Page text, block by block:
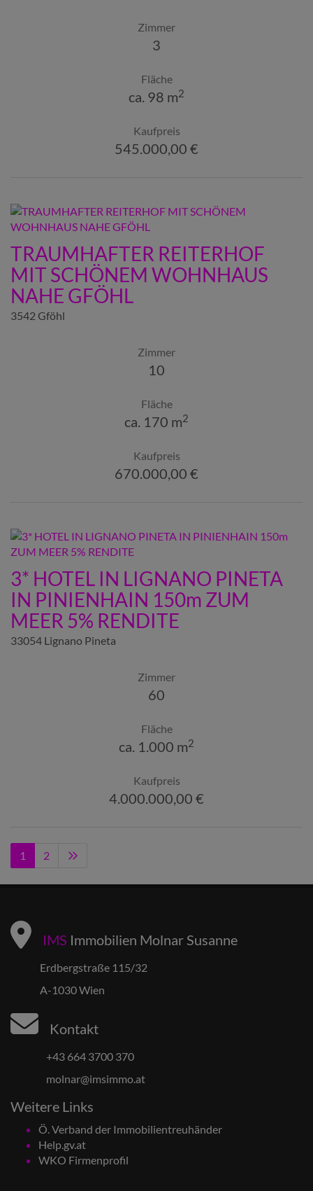
Zimmer
3
Fläche
ca. 98 m2
Kaufpreis
545.000,00 €
TRAUMHAFTER REITERHOF
MIT SCHÖNEM WOHNHAUS
NAHE GFÖHL
3542 Gföhl
Zimmer
10
Fläche
ca. 170 m2
Kaufpreis
670.000,00 €
3* HOTEL IN LIGNANO PINETA
IN PINIENHAIN 150m ZUM
MEER 5% RENDITE
33054 Lignano Pineta
Zimmer
60
Fläche
ca. 1.000 m2
Kaufpreis
4.000.000,00 €
1 2
IMS Immobilien Molnar Susanne
Erdbergstraße 115/32
A-1030 Wien
Kontakt
+43 664 3700 370
molnar@imsimmo.at
Weitere Links
Ö. Verband der Immobilientreuhänder
Help.gv.at
WKO Firmenprofil